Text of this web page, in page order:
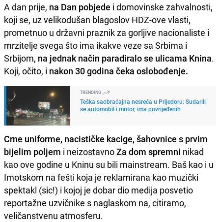
A dan prije, na Dan pobjede i domovinske zahvalnosti,
koji se, uz velikodušan blagoslov HDZ-ove vlasti,
prometnuo u državni praznik za gorljive nacionaliste i
mrzitelje svega što ima ikakve veze sa Srbima i
Srbijom, na jednak način paradiralo se ulicama Knina.
Koji, očito, i nakon 30 godina čeka oslobođenje.
TRENDING
Teška saobraćajna nesreća u Prijedoru: Sudarili
se automobil i motor, ima povrijeđenih
Crne uniforme, nacističke kacige, šahovnice s prvim
bijelim poljem i neizostavnoZa dom spremni nikad
kao ove godine u Kninu su bili mainstream. Baš kao i u
Imotskom na fešti koja je reklamirana kao muzički
spektakl (sic!) i kojoj je dobar dio medija posvetio
reportažne uzvičnike s naglaskom na, citiramo,
veličanstvenu atmosferu.